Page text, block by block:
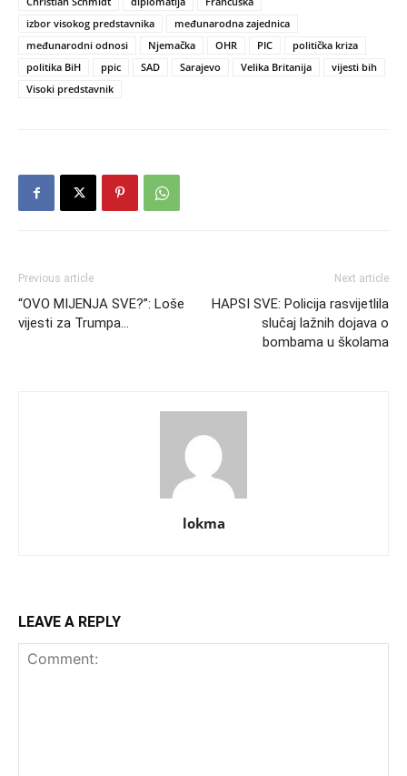
izbor visokog predstavnika
međunarodna zajednica
međunarodni odnosi
Njemačka OHR PIC
politička kriza
politika BiH
ppic SAD Sarajevo Velika Britanija
vijesti bih
Visoki predstavnik
Previous article
“OVO MIJENJA SVE?”: Loše
vijesti za Trumpa…
Next article
HAPSI SVE: Policija rasvijetlila
slučaj lažnih dojava o
bombama u školama
lokma
LEAVE A REPLY